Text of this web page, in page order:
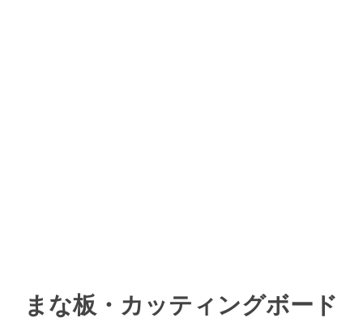
まな板・カッティングボード